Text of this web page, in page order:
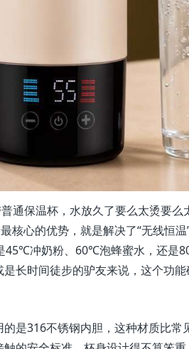
保温杯，水放久了要么太烫要么
核心的优势，就是解决了“无线恒
45℃冲奶粉、60℃泡蜂蜜水，还是
长时间徒步的驴友来说，这个功能
是316不锈钢内胆，这种材质比常